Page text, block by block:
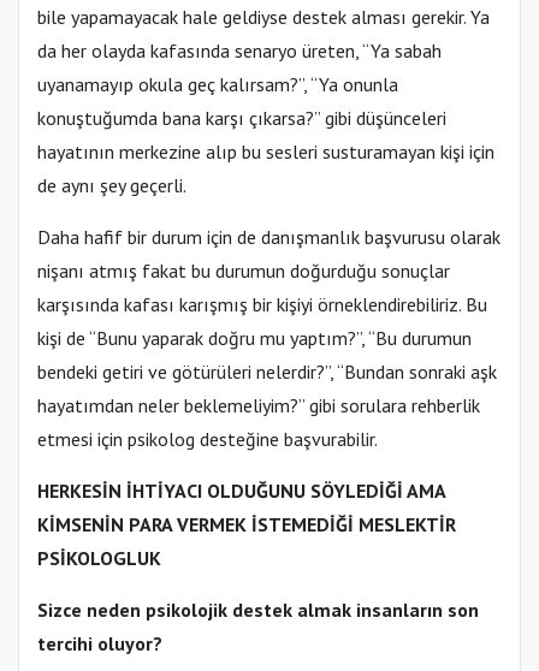
bile yapamayacak hale geldiyse destek alması gerekir. Ya
da her olayda kafasında senaryo üreten, “Ya sabah
uyanamayıp okula geç kalırsam?”, “Ya onunla
konuştuğumda bana karşı çıkarsa?” gibi düşünceleri
hayatının merkezine alıp bu sesleri susturamayan kişi için
de aynı şey geçerli.
Daha hafif bir durum için de danışmanlık başvurusu olarak
nişanı atmış fakat bu durumun doğurduğu sonuçlar
karşısında kafası karışmış bir kişiyi örneklendirebiliriz. Bu
kişi de “Bunu yaparak doğru mu yaptım?”, “Bu durumun
bendeki getiri ve götürüleri nelerdir?”, “Bundan sonraki aşk
hayatımdan neler beklemeliyim?” gibi sorulara rehberlik
etmesi için psikolog desteğine başvurabilir.
HERKESİN İHTİYACI OLDUĞUNU SÖYLEDİĞİ AMA
KİMSENİN PARA VERMEK İSTEMEDİĞİ MESLEKTİR
PSİKOLOGLUK
Sizce neden psikolojik destek almak insanların son
tercihi oluyor?